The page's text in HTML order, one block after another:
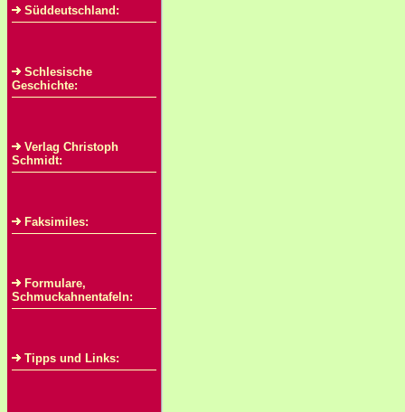
Süddeutschland:
Schlesische
Geschichte:
Verlag Christoph
Schmidt:
Faksimiles:
Formulare,
Schmuckahnentafeln:
Tipps und Links: